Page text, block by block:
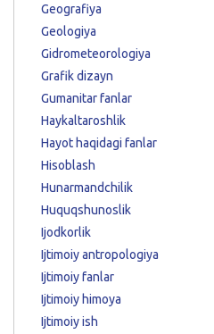
Geografiya
Geologiya
Gidrometeorologiya
Grafik dizayn
Gumanitar fanlar
Haykaltaroshlik
Hayot haqidagi fanlar
Hisoblash
Hunarmandchilik
Huquqshunoslik
Ijodkorlik
Ijtimoiy antropologiya
Ijtimoiy fanlar
Ijtimoiy himoya
Ijtimoiy ish